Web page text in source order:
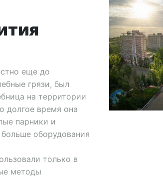
еще до
грязи, был
на территории
долгое время она
парники и
оборудования
только в
методы